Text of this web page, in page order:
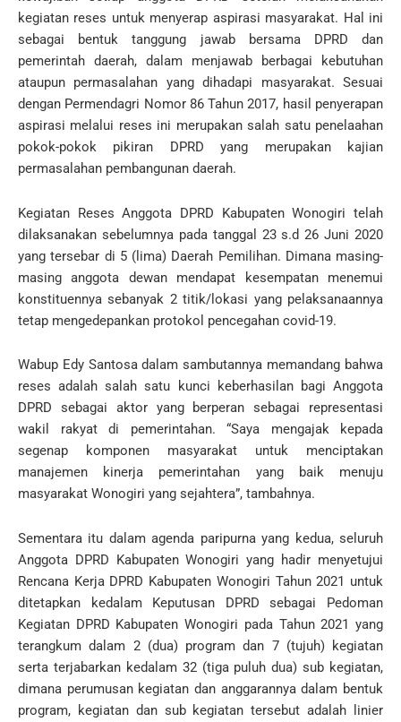
kegiatan reses untuk menyerap aspirasi masyarakat. Hal ini
sebagai bentuk tanggung jawab bersama DPRD dan
pemerintah daerah, dalam menjawab berbagai kebutuhan
ataupun permasalahan yang dihadapi masyarakat. Sesuai
dengan Permendagri Nomor 86 Tahun 2017, hasil penyerapan
aspirasi melalui reses ini merupakan salah satu penelaahan
pokok-pokok pikiran DPRD yang merupakan kajian
permasalahan pembangunan daerah.
Kegiatan Reses Anggota DPRD Kabupaten Wonogiri telah
dilaksanakan sebelumnya pada tanggal 23 s.d 26 Juni 2020
yang tersebar di 5 (lima) Daerah Pemilihan. Dimana masing-
masing anggota dewan mendapat kesempatan menemui
konstituennya sebanyak 2 titik/lokasi yang pelaksanaannya
tetap mengedepankan protokol pencegahan covid-19.
Wabup Edy Santosa dalam sambutannya memandang bahwa
reses adalah salah satu kunci keberhasilan bagi Anggota
DPRD sebagai aktor yang berperan sebagai representasi
wakil rakyat di pemerintahan. “Saya mengajak kepada
segenap komponen masyarakat untuk menciptakan
manajemen kinerja pemerintahan yang baik menuju
masyarakat Wonogiri yang sejahtera”, tambahnya.
Sementara itu dalam agenda paripurna yang kedua, seluruh
Anggota DPRD Kabupaten Wonogiri yang hadir menyetujui
Rencana Kerja DPRD Kabupaten Wonogiri Tahun 2021 untuk
ditetapkan kedalam Keputusan DPRD sebagai Pedoman
Kegiatan DPRD Kabupaten Wonogiri pada Tahun 2021 yang
terangkum dalam 2 (dua) program dan 7 (tujuh) kegiatan
serta terjabarkan kedalam 32 (tiga puluh dua) sub kegiatan,
dimana perumusan kegiatan dan anggarannya dalam bentuk
program, kegiatan dan sub kegiatan tersebut adalah linier